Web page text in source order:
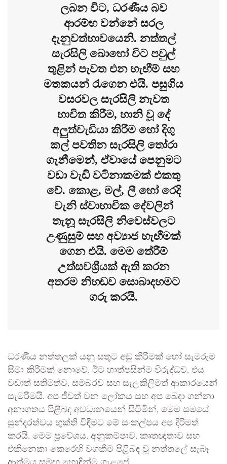
ලබන විට, ධරණීය බව
ආරම්භ වන්නේ සරල
දැනුවත්භාවයෙනි. නත්තල්
සැරසිලි බොහෝ විට පවුල්
තුළින් පැවත එන හැඟීම් සහ
මතකයන් රැගෙන එයි. පසුගිය
වසරවල සැරසිලි නැවත
භාවිත කිරීම, හානි වූ දේ
අලුත්වැඩියා කිරීම හෝ දිගු
කල් පවතින සැරසිලි තෝරා
ගැනීමෙන්, ඒවායේ පෙනුමට
වඩා වැඩි වටිනාකමක් එකතු
වේ. කොළ, මල්, ලී හෝ රෙදි
වැනි ස්වාභාවික දේවලින්
තැනූ සැරසිලි නිවෙස්වලට
උණුසුම් සහ අව්‍යාජ හැඟීමක්
ගෙන එයි. මෙම තේරීම්
උත්සවශ්‍රීයක් ඇති කරන
අතරම නිහඬව සොබාදහමට
ගරු කරයි.
ධරණීය නත්තලක් යනු සතුට අඩු කිරීමක් හෝ සැමරුම
සීමා කිරීමක් නොවේ. ඊට හාත්පසින්ම විරුද්ධව, එය
වඩාත් සතිමත්ව, සමබරව සහ සැලකිලිමත් ආකාරයෙන්
සැමරීමයි. අප ජීවත් වන ලෝකය සහ අප බෙදා ගන්නා
අනාගතය පිළිබඳ අවධානයෙන් සිටිමින්, මෙම සමයේ
සුන්දරත්වය භුක්ති විඳීමට මේ සංකල්පය අප දිරිමත්
කරයි. මෙම ප්‍රවේශය, අනුකම්පාව, කෘතඥතාව සහ
එකිනෙකා කෙරෙහි වගකීම පිළිබඳ වූ නත්තලේ සැබෑ